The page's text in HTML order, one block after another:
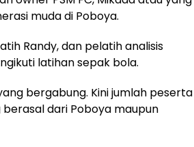
muda di Poboya.
Randy, dan pelatih analisis
latihan sepak bola.
bergabung. Kini jumlah peserta
dari Poboya maupun